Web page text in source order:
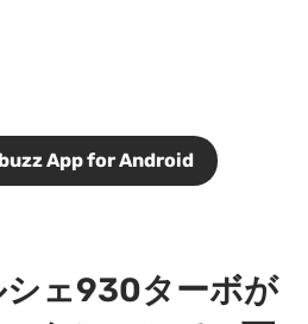
App for Android
ェ930ターボが